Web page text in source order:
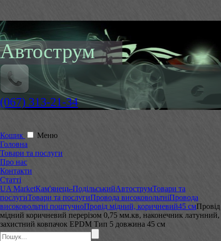
Автострум
(067) 313-21-34
Кошик
Меню
Головна
Товари та послуги
Про нас
Контакти
Статті
UA MarketКам'янець-ПодільськийАвтострумТовари та
послугиТовари та послугиПровода високовольтніПровода
високовольтні поштучноПровід мідний, коричневий45 смПровід
мідний коричневий перерізом 0,75 мм.кв, наконечник латунний,
захистний ковпачок EPDM Тип 5 довжина 45 см